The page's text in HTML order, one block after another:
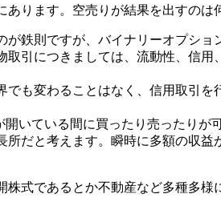
ります。空売りが結果を出すの
鉄則ですが、バイナリーオプショ
引につきましては、流動性、信
も変わることはなく、信用取引
いている間に買ったり売ったりが
だと考えます。瞬時に多額の収
式であるとか不動産など多種多